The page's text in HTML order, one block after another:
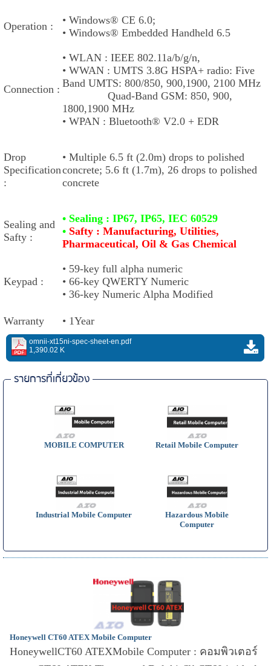
Operation : • Windows® CE 6.0;
• Windows® Embedded Handheld 6.5
Connection :
• WLAN : IEEE 802.11a/b/g/n,
• WWAN : UMTS 3.8G HSPA+ radio: Five
Band UMTS: 800/850, 900,1900, 2100 MHz
Quad-Band GSM: 850, 900,
1800,1900 MHz
• WPAN : Bluetooth® V2.0 + EDR
Drop
Specification
:
• Multiple 6.5 ft (2.0m) drops to polished
concrete; 5.6 ft (1.7m), 26 drops to polished
concrete
Sealing and
Safty :
• Sealing : IP67, IP65, IEC 60529
• Safty : Manufacturing, Utilities,
Pharmaceutical, Oil & Gas Chemical
Keypad :
• 59-key full alpha numeric
• 66-key QWERTY Numeric
• 36-key Numeric Alpha Modified
Warranty • 1Year
omnii-xt15ni-spec-sheet-en.pdf
1,390.02 K
รายการที่เกี่ยวข้อง
MOBILE COMPUTER Retail Mobile Computer
Industrial Mobile Computer
Hazardous Mobile
Computer
Honeywell CT60 ATEX Mobile Computer
HoneywellCT60 ATEXMobile Computer : คอมพิวเตอร์